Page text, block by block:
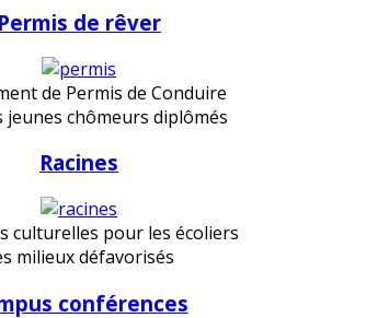
Permis de rêver
de Permis de Conduire
jeunes chômeurs diplômés
Racines
culturelles pour les écoliers
milieux défavorisés
conférences